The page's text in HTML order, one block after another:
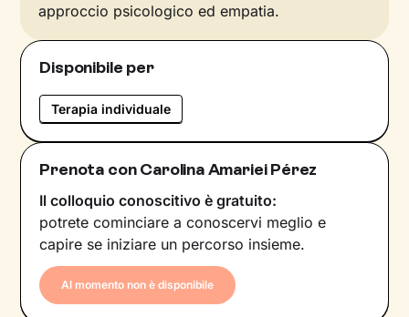
approccio psicologico ed empatia.
Disponibile per
Terapia individuale
Prenota con Carolina Amariei Pérez
Il colloquio conoscitivo è gratuito:
potrete cominciare a conoscervi meglio e
capire se iniziare un percorso insieme.
Al momento non è disponibile